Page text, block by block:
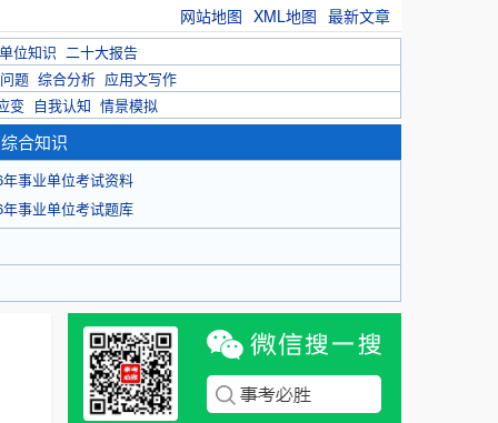
网站地图 XML地图 最新文章
位知识 二十大报告
题 综合分析 应用文写作
变 自我认知 情景模拟
合知识
年事业单位考试资料
年事业单位考试题库